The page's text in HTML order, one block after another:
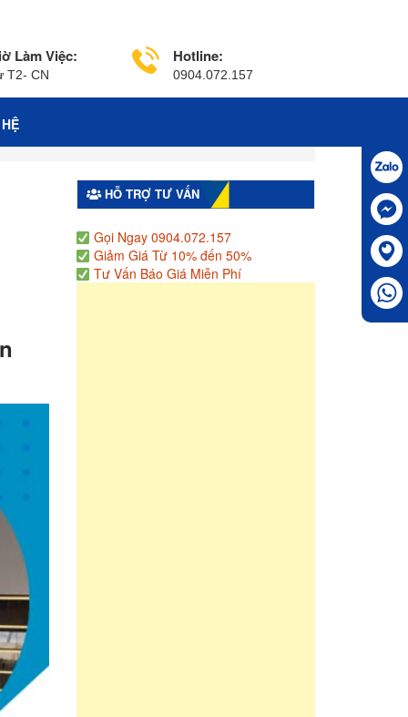
Làm Việc:
T2- CN
Hotline:
0904.072.157
HỖ TRỢ TƯ VẤN
Gọi Ngay 0904.072.157
Giảm Giá Từ 10% đến 50%
Tư Vấn Báo Giá Miễn Phí